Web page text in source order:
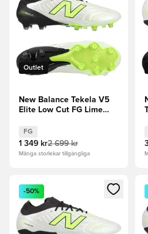
Outlet
New Balance Tekela V5
Elite Low Cut FG Lime
FG
1 349 kr2 699 kr
Många storlekar tillgängliga
Öppnar en Modal för att logga
-50%